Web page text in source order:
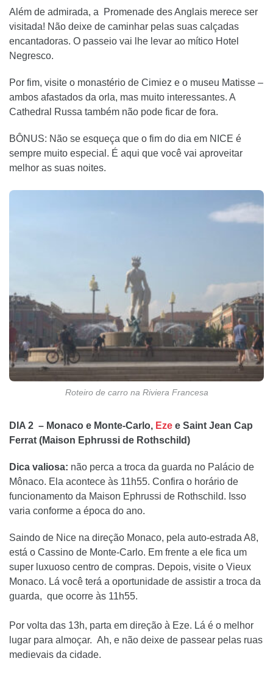
Além de admirada, a Promenade des Anglais merece ser
visitada! Não deixe de caminhar pelas suas calçadas
encantadoras. O passeio vai lhe levar ao mítico Hotel
Negresco.
Por fim, visite o monastério de Cimiez e o museu Matisse –
ambos afastados da orla, mas muito interessantes. A
Cathedral Russa também não pode ficar de fora.
BÔNUS: Não se esqueça que o fim do dia em NICE é
sempre muito especial. É aqui que você vai aproveitar
melhor as suas noites.
Roteiro de carro na Riviera Francesa
DIA 2 – Monaco e Monte-Carlo, Eze e Saint Jean Cap
Ferrat (Maison Ephrussi de Rothschild)
Dica valiosa: não perca a troca da guarda no Palácio de
Mônaco. Ela acontece às 11h55. Confira o horário de
funcionamento da Maison Ephrussi de Rothschild. Isso
varia conforme a época do ano.
Saindo de Nice na direção Monaco, pela auto-estrada A8,
está o Cassino de Monte-Carlo. Em frente a ele fica um
super luxuoso centro de compras. Depois, visite o Vieux
Monaco. Lá você terá a oportunidade de assistir a troca da
guarda, que ocorre às 11h55.
Por volta das 13h, parta em direção à Eze. Lá é o melhor
lugar para almoçar. Ah, e não deixe de passear pelas ruas
medievais da cidade.